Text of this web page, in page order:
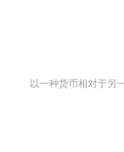
以一种货币相对于另